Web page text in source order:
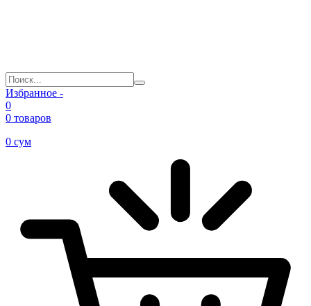
Избранное -
0
0 товаров
0 сум